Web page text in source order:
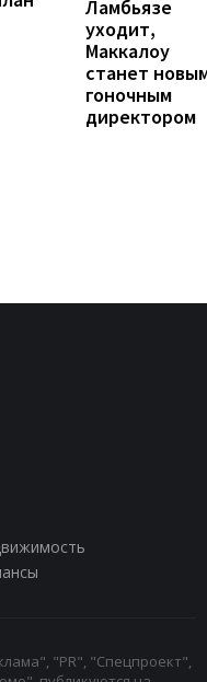
Ламбьязе
уходит,
Маккалоу
станет
гоночным
директором
"PR", "Спецпроект",